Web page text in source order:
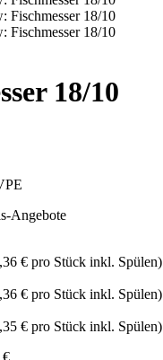
18/10
Angebote
€ pro Stück inkl. Spülen)
€ pro Stück inkl. Spülen)
€ pro Stück inkl. Spülen)
€